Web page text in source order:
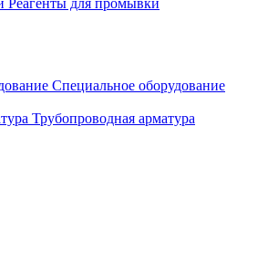
Реагенты для промывки
Специальное оборудование
Трубопроводная арматура